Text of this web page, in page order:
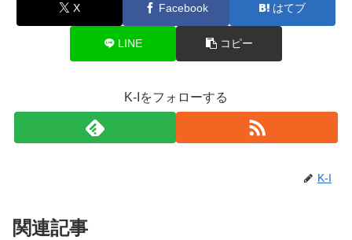
X Facebook はてブ
LINE コピー
K-Iをフォローする
K-I
関連記事